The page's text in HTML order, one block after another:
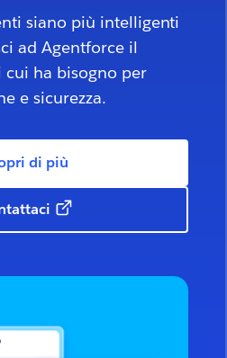
siano più intelligenti
ad Agentforce il
ha bisogno per
e sicurezza.
di più